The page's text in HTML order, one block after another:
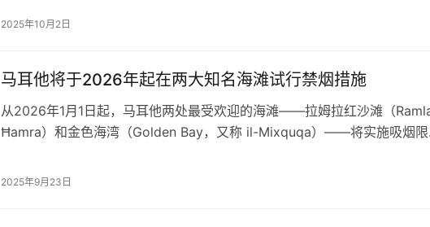
售的一座里程碑”。 时尚巨头终于落地马耳他 长期以来，马耳他本地消费者
2025年10月2日
马耳他将于2026年起在两大知名海滩试行禁烟措施
从2026年1月1日起，马耳他两处最受欢迎的海滩——拉姆拉红沙滩（
Ħamra）和金色海湾（Golden Bay，又称 il-Mixquqa）——将实施吸烟限
禁烟。 这一政策被视为试点项目，政府计划通过实施效果来决定是否进一步
2025年9月23日